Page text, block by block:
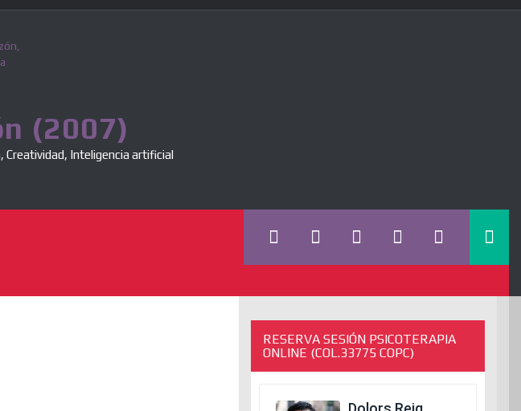
(2007)
Creatividad, Inteligencia artificial
RESERVA SESIÓN PSICOTERAPIA
ONLINE (COL.33775 COPC)